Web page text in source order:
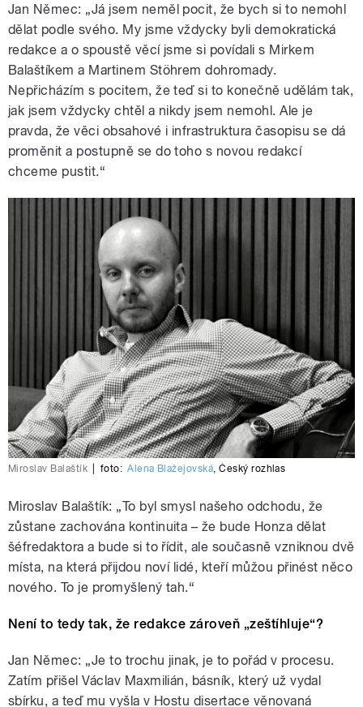
Jan Němec: „Já jsem neměl pocit, že bych si to nemohl
dělat podle svého. My jsme vždycky byli demokratická
redakce a o spoustě věcí jsme si povídali s Mirkem
Balaštíkem a Martinem Stöhrem dohromady.
Nepřicházím s pocitem, že teď si to konečně udělám tak,
jak jsem vždycky chtěl a nikdy jsem nemohl. Ale je
pravda, že věci obsahové i infrastruktura časopisu se dá
proměnit a postupně se do toho s novou redakcí
chceme pustit.“
Miroslav Balaštík foto: Alena Blažejovská,Český rozhlas
Miroslav Balaštík: „To byl smysl našeho odchodu, že
zůstane zachována kontinuita – že bude Honza dělat
šéfredaktora a bude si to řídit, ale současně vzniknou dvě
místa, na která přijdou noví lidé, kteří můžou přinést něco
nového. To je promyšlený tah.“
Není to tedy tak, že redakce zároveň „zeštíhluje“?
Jan Němec: „Je to trochu jinak, je to pořád v procesu.
Zatím přišel Václav Maxmilián, básník, který už vydal
sbírku, a teď mu vyšla v Hostu disertace věnovaná